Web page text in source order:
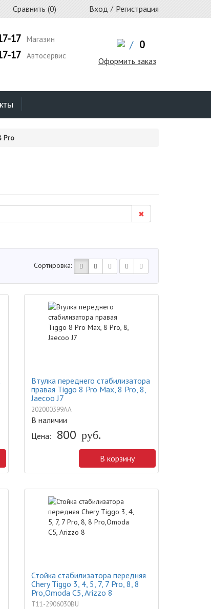
Сравнить (0) Вход / Регистрация
17 Магазин
17 Автосервис
/ 0
Оформить заказ
Pro
Сортировка:
Втулка переднего стабилизатора
правая Tiggo 8 Pro Max, 8 Pro, 8,
Jaecoo J7
202000399AA
В наличии
Цена:
800 руб.
В корзину
Стойка стабилизатора передняя
Chery Tiggo 3, 4, 5, 7, 7 Pro, 8, 8
Pro,Omoda C5, Arizzo 8
T11-2906030BU